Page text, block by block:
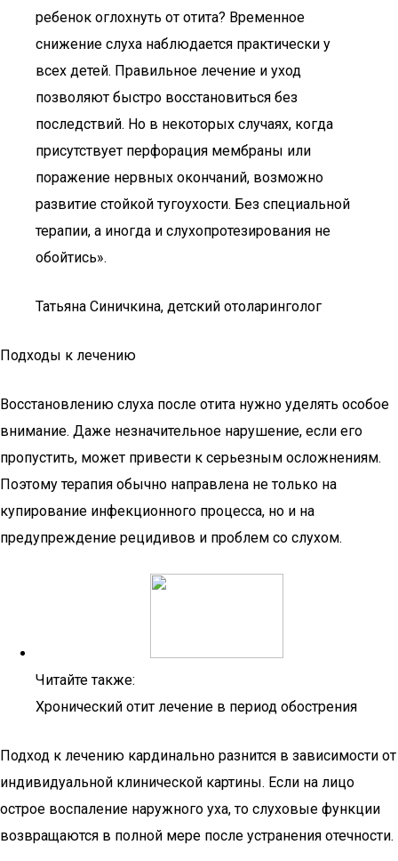
ребенок оглохнуть от отита? Временное
снижение слуха наблюдается практически у
всех детей. Правильное лечение и уход
позволяют быстро восстановиться без
последствий. Но в некоторых случаях, когда
присутствует перфорация мембраны или
поражение нервных окончаний, возможно
развитие стойкой тугоухости. Без специальной
терапии, а иногда и слухопротезирования не
обойтись».
Татьяна Синичкина, детский отоларинголог
Подходы к лечению
Восстановлению слуха после отита нужно уделять особое
внимание. Даже незначительное нарушение, если его
пропустить, может привести к серьезным осложнениям.
Поэтому терапия обычно направлена не только на
купирование инфекционного процесса, но и на
предупреждение рецидивов и проблем со слухом.
Читайте также:
Хронический отит лечение в период обострения
Подход к лечению кардинально разнится в зависимости от
индивидуальной клинической картины. Если на лицо
острое воспаление наружного уха, то слуховые функции
возвращаются в полной мере после устранения отечности.